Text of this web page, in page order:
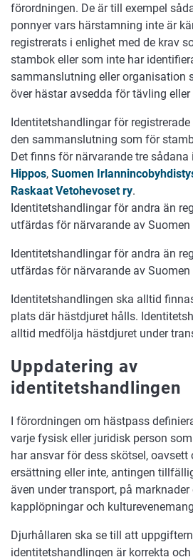
förordningen. De är till exempel
ponnyer vars härstamning inte är
registrerats i enlighet med de krav
stambok eller som inte har
sammanslutning eller organisation
över hästar avsedda för tävling
Identitetshandlingar för
den sammanslutning som för
Det finns för närvarande tre sådana
Hippos, Suomen
Raskaat Vetohevoset ry.
Identitetshandlingar för andra än
utfärdas för närvarande av Suomen
Identitetshandlingar för andra än
utfärdas för närvarande av Suomen
Identitetshandlingen ska alltid
plats där hästdjuret hålls.
alltid medfölja hästdjuret under
Uppdatering av
identitetshandlingen
I förordningen om hästpass
varje fysisk eller juridisk person
har ansvar för dess skötsel,
ersättning eller inte, antingen
även under transport, på
kapplöpningar och
Djurhållaren ska se till att
identitetshandlingen är korrekta